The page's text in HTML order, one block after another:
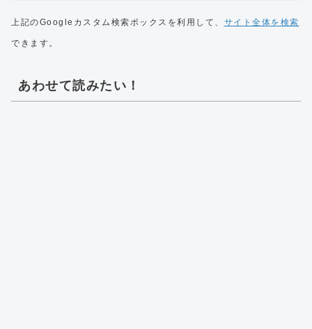
上記のGoogleカスタム検索ボックスを利用して、 サイト全体を検索
できます。
あわせて読みたい！